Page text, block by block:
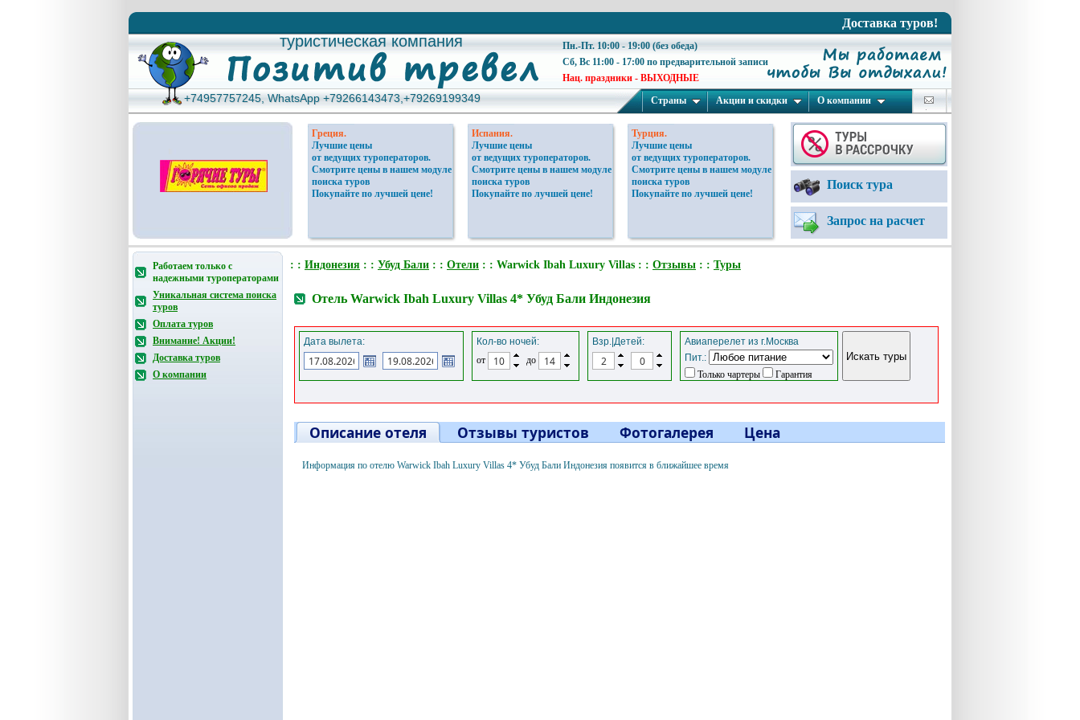
Доставка туров!
туристическая компания
туристическая компания
Пн.-Пт. 10:00 - 19:00 (без обеда)
Сб, Вс 11:00 - 17:00 по предварительной записи
Нац. праздники - ВЫХОДНЫЕ
+74957757245, WhatsApp +79266143473,+79269199349
+74957757245, WhatsApp +79266143473,+79269199349 Страны Акции и скидки О компании
Греция.
Лучшие цены
от ведущих туроператоров.
Смотрите цены в нашем модуле
поиска туров
Покупайте по лучшей цене!
Испания.
Лучшие цены
от ведущих туроператоров.
Смотрите цены в нашем модуле
поиска туров
Покупайте по лучшей цене!
Турция.
Лучшие цены
от ведущих туроператоров.
Смотрите цены в нашем модуле
поиска туров
Покупайте по лучшей цене!
Поиск тура
Запрос на расчет
Работаем только с
надежными туроператорами
Уникальная система поиска
туров
Оплата туров
Внимание! Акции!
Доставка туров
О компании
: : Индонезия : : Убуд Бали : : Отели : : Warwick Ibah Luxury Villas : : Отзывы : : Туры
Отель Warwick Ibah Luxury Villas 4* Убуд Бали Индонезия
Дата вылета:
Кол-во ночей:
от
до
Взр.|Детей:
Авиаперелет из г.Москва
Пит.:
Только чартеры
Гарантия
Описание отеля Отзывы туристов Фотогалерея Цена
Информация по отелю Warwick Ibah Luxury Villas 4* Убуд Бали Индонезия появится в ближайшее время